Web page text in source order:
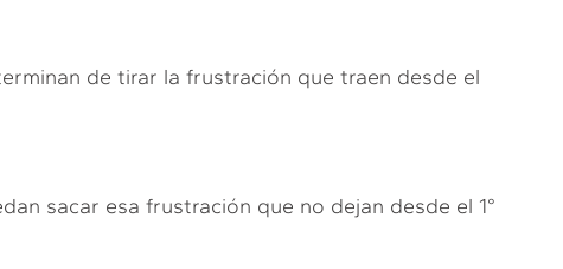
de tirar la frustración que traen desde el
sacar esa frustración que no dejan desde el 1°